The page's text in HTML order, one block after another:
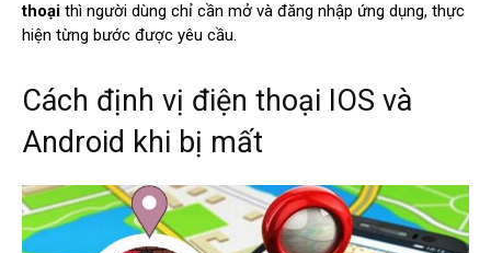
thoại thì người dùng chỉ cần mở và đăng nhập ứng dụng, thực
hiện từng bước được yêu cầu.
Cách định vị điện thoại IOS và
Android khi bị mất